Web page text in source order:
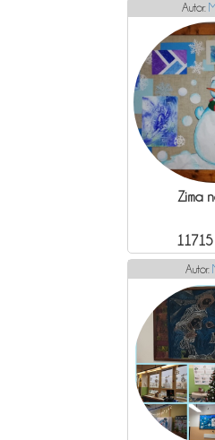
Autor:
Zima
Autor: